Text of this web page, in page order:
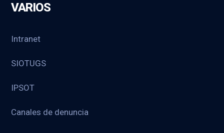
VARIOS
Intranet
SIOTUGS
IPSOT
Canales de denuncia